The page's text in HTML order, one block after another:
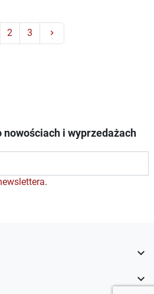
2 3 keyboard_arrow_right
i wyprzedażach
.

